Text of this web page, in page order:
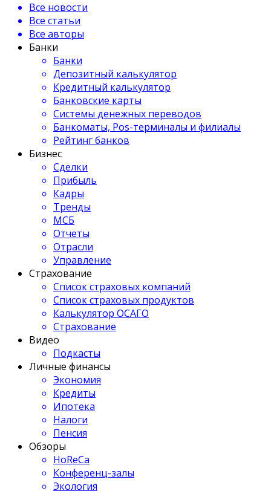
Все новости
Все статьи
Все авторы
Банки
Банки
Депозитный калькулятор
Кредитный калькулятор
Банковские карты
Системы денежных переводов
Банкоматы, Pos-терминалы и филиалы
Рейтинг банков
Бизнес
Сделки
Прибыль
Кадры
Тренды
МСБ
Отчеты
Отрасли
Управление
Страхование
Список страховых компаний
Список страховых продуктов
Калькулятор ОСАГО
Страхование
Видео
Подкасты
Личные финансы
Экономия
Кредиты
Ипотека
Налоги
Пенсия
Обзоры
HoReCa
Конференц-залы
Экология